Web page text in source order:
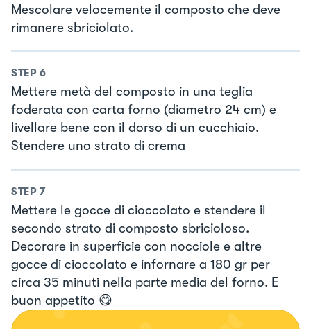
Mescolare velocemente il composto che deve
rimanere sbriciolato.
STEP 6
Mettere metà del composto in una teglia
foderata con carta forno (diametro 24 cm) e
livellare bene con il dorso di un cucchiaio.
Stendere uno strato di crema
STEP 7
Mettere le gocce di cioccolato e stendere il
secondo strato di composto sbricioloso.
Decorare in superficie con nocciole e altre
gocce di cioccolato e infornare a 180 gr per
circa 35 minuti nella parte media del forno. E
buon appetito 😋